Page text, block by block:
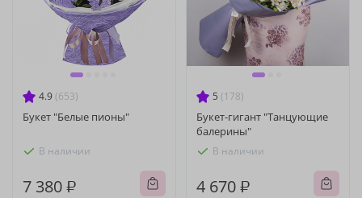
4.9 (653)
Букет "Белые пионы"
В наличии
7 380 ₽
5 (178)
Букет-гигант "Танцующие
балерины"
В наличии
4 670 ₽